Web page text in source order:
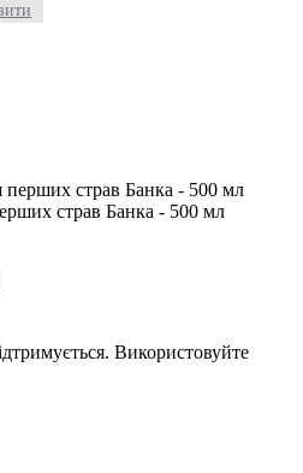
страв Банка - 500 мл
Використовуйте